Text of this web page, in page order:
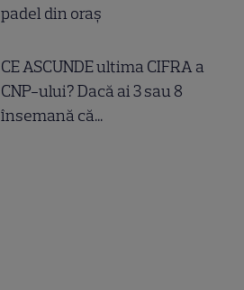
padel din oraș
CE ASCUNDE ultima CIFRA a
CNP-ului? Dacă ai 3 sau 8
însemană că...